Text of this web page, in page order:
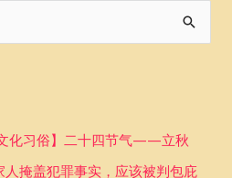
化习俗】二十四节气——立秋
人掩盖犯罪事实，应该被判包庇